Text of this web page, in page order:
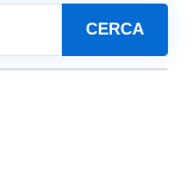
CERCA